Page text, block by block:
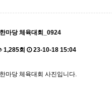
마당 체육대회_0924
1,285회
23-10-18 15:04
마당 체육대회 사진입니다.